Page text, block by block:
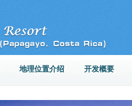
地理位置介绍 开发概要